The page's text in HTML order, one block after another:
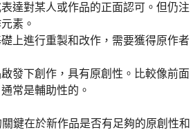
達對某人或作品的正面認可。但仍注
素。
上進行重製和改作，需要獲得原作者
發下創作，具有原創性。比較像前面
通常是輔助性的。
鍵在於新作品是否有足夠的原創性和